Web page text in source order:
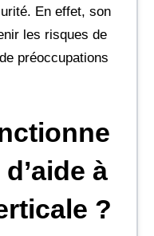
En effet, son
les risques de
préoccupations
à
?